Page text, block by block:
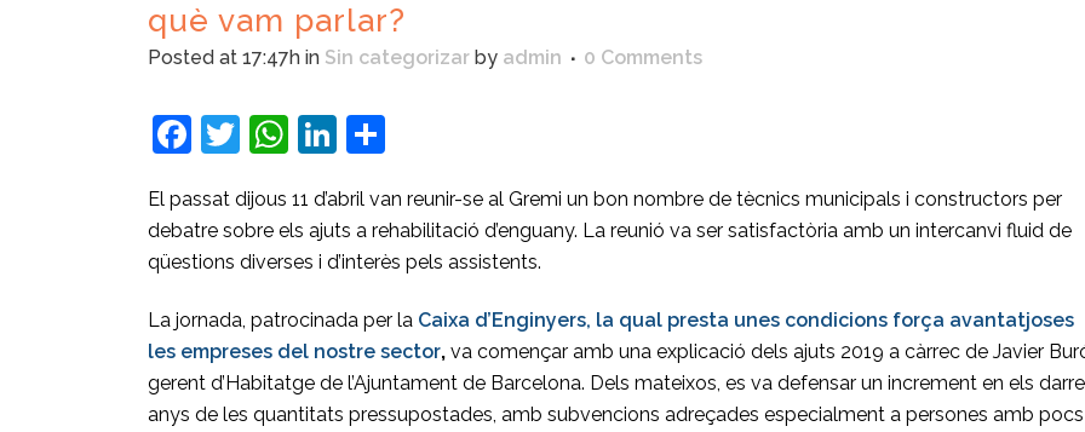
què vam parlar?
Posted at 17:47h in Sin categorizar by admin 0 Comments
Facebook
Twitter
WhatsApp
LinkedIn
El passat dijous 11 d’abril van reunir-se al Gremi un bon nombre de tècnics municipals i constructors per
debatre sobre els ajuts a rehabilitació d’enguany. La reunió va ser satisfactòria amb un intercanvi fluid de
qüestions diverses i d’interès pels assistents.
La jornada, patrocinada per la Caixa d’Enginyers, la qual presta unes condicions força avantatjoses
les empreses del nostre sector, va començar amb una explicació dels ajuts 2019 a càrrec de Javier
gerent d’Habitatge de l’Ajuntament de Barcelona. Dels mateixos, es va defensar un increment en els
anys de les quantitats pressupostades, amb subvencions adreçades especialment a persones amb pocs